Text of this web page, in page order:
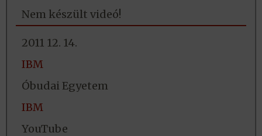
Nem készült videó!
2011 12. 14.
IBM
Óbudai Egyetem
IBM
YouTube